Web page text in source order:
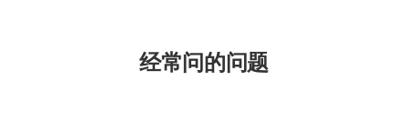
经常问的问题